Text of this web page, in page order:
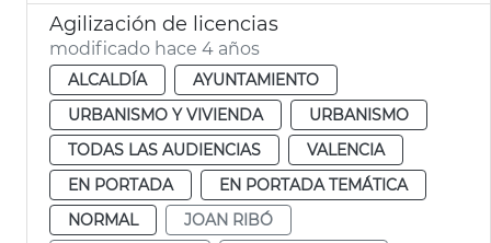
Agilización de licencias
modificado hace 4 años
ALCALDÍA
AYUNTAMIENTO
URBANISMO Y VIVIENDA
URBANISMO
TODAS LAS AUDIENCIAS
VALENCIA
EN PORTADA
EN PORTADA TEMÁTICA
NORMAL
JOAN RIBÓ